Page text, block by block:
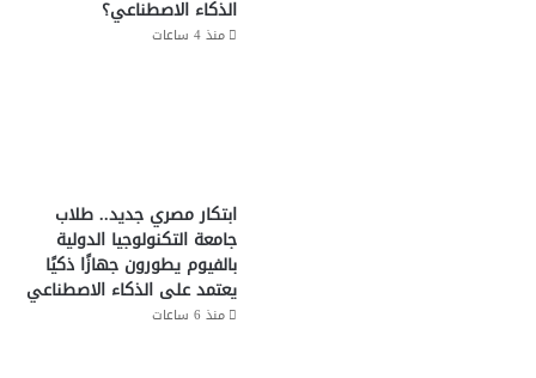
الذكاء الاصطناعي؟
منذ 4 ساعات
ابتكار مصري جديد.. طلاب
جامعة التكنولوجيا الدولية
بالفيوم يطورون جهازًا ذكيًا
يعتمد على الذكاء الاصطناعي
منذ 6 ساعات